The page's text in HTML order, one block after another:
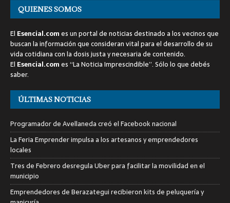
QUIENES SOMOS
El Esencial.comes un portal de noticias destinado a los vecinos que
buscan la información que consideran vital para el desarrollo de su
vida cotidiana con la dosis justa y necesaria de contenido.
El Esencial.comes “La Noticia Imprescindible”. Sólo lo que debés
saber.
ÚLTIMAS NOTICIAS
Programador de Avellaneda creó el Facebook nacional
La Feria Emprender impulsa a los artesanos y emprendedores
locales
Tres de Febrero desregula Uber para facilitar la movilidad en el
municipio
Emprendedores de Berazategui recibieron kits de peluquería y